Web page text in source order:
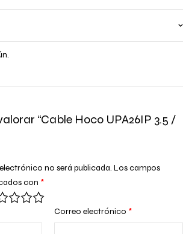
“Cable Hoco UPA26IP 3.5 /
no será publicada. Los campos
con *
Correo electrónico *